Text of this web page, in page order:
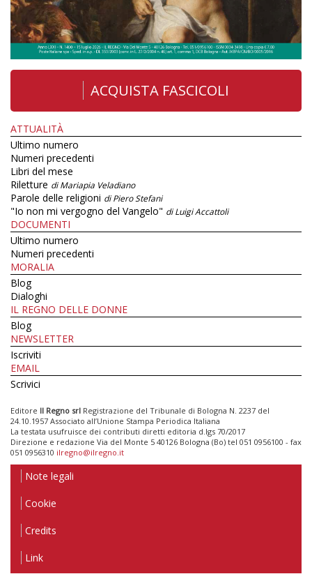
ACQUISTA FASCICOLI
ATTUALITÀ
Ultimo numero
Numeri precedenti
Libri del mese
Riletture di Mariapia Veladiano
Parole delle religioni di Piero Stefani
"Io non mi vergogno del Vangelo" di Luigi Accattoli
DOCUMENTI
Ultimo numero
Numeri precedenti
MORALIA
Blog
Dialoghi
IL REGNO DELLE DONNE
Blog
NEWSLETTER
Iscriviti
EMAIL
Scrivici
Editore Il Regno srl Registrazione del Tribunale di Bologna N. 2237 del
24.10.1957 Associato all’Unione Stampa Periodica Italiana
La testata usufruisce dei contributi diretti editoria d.lgs 70/2017
Direzione e redazione Via del Monte 5 40126 Bologna (Bo) tel 051 0956100 - fax
051 0956310 ilregno@ilregno.it
Note legali
Cookie
Credits
Link